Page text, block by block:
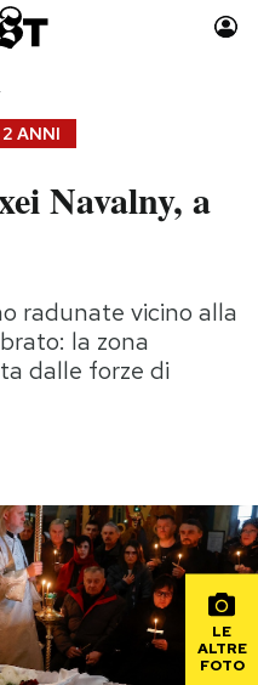
Moda
Storie/Idee
Ok Boomer!
Media
2 ANNI
Navalny, a
radunate vicino alla
la zona
dalle forze di
LE
ALTRE
FOTO